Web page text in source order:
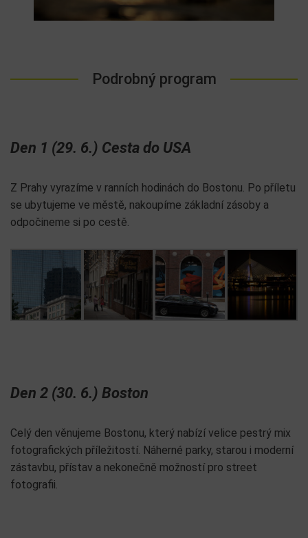
Podrobný program
Den 1 (29. 6.) Cesta do USA
Z Prahy vyrazíme v ranních hodinách do Bostonu. Po příletu
se ubytujeme ve městě, nakoupíme základní zásoby a
odpočineme si po cestě.
Den 2 (30. 6.) Boston
Celý den věnujeme Bostonu, který nabízí velice pestrý mix
fotografických příležitostí. Náherné parky, starou i moderní
zástavbu, přístav a nekonečně možností pro street
fotografii.